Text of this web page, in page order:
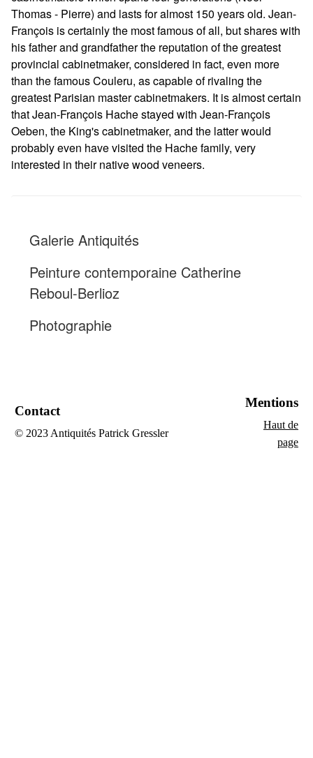
Galerie Antiquités
Peinture contemporaine Catherine
Reboul-Berlioz
Photographie
Thomas - Pierre) and lasts for almost 150 years old. Jean-
François is certainly the most famous of all, but shares with
his father and grandfather the reputation of the greatest
provincial cabinetmaker, considered in fact, even more
than the famous Couleru, as capable of rivaling the
greatest Parisian master cabinetmakers. It is almost certain
that Jean-François Hache stayed with Jean-François
Oeben, the King's cabinetmaker, and the latter would
probably even have visited the Hache family, very
interested in their native wood veneers.
Contact
© 2023 Antiquités Patrick Gressler
Mentions
Haut de
page